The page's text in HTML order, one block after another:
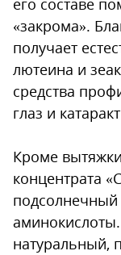
его составе
«закрома».
получает
лютеина и
средства
глаз и
Кроме
концентрата
натуральный,